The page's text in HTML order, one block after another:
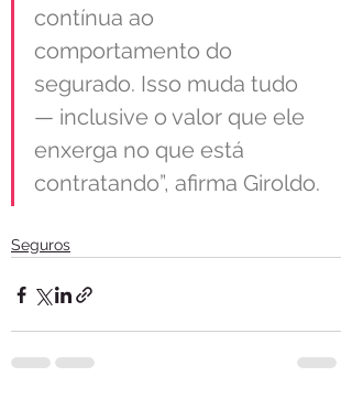
contínua ao
comportamento do
segurado. Isso muda tudo
— inclusive o valor que ele
enxerga no que está
contratando”, afirma Giroldo.
Seguros